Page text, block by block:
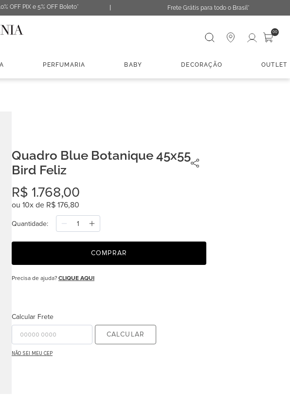
OFF PIX e 5% OFF Boleto* Frete Grátis para todo o Brasil*
Digite sua busca 00
PERFUMARIA BABY DECORAÇÃO OUTLET
Quadro Blue Botanique 45x55
Bird Feliz
R$ 1.768,00
ou 10x de R$ 176,80
Quantidade
COMPRAR
Precisa de ajuda? CLIQUE AQUI
Calcular Frete
CALCULAR
NÃO SEI MEU CEP